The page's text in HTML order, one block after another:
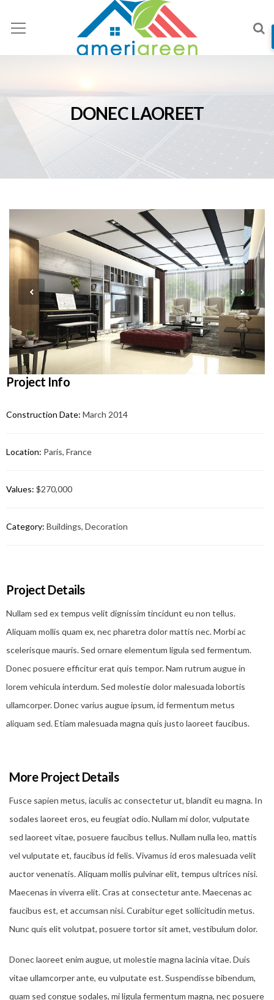
DONEC LAOREET
Project Info
Construction Date: March 2014
Location: Paris, France
Values: $270,000
Category: Buildings, Decoration
Project Details
Nullam sed ex tempus velit dignissim tincidunt eu non tellus.
Aliquam mollis quam ex, nec pharetra dolor mattis nec. Morbi ac
scelerisque mauris. Sed ornare elementum ligula sed fermentum.
Donec posuere efficitur erat quis tempor. Nam rutrum augue in
lorem vehicula interdum. Sed molestie dolor malesuada lobortis
ullamcorper. Donec varius augue ipsum, id fermentum metus
aliquam sed. Etiam malesuada magna quis justo laoreet faucibus.
More Project Details
Fusce sapien metus, iaculis ac consectetur ut, blandit eu magna. In
sodales laoreet eros, eu feugiat odio. Nullam mi dolor, vulputate
sed laoreet vitae, posuere faucibus tellus. Nullam nulla leo, mattis
vel vulputate et, faucibus id felis. Vivamus id eros malesuada velit
auctor venenatis. Aliquam mollis pulvinar elit, tempus ultrices nisi.
Maecenas in viverra elit. Cras at consectetur ante. Maecenas ac
faucibus est, et accumsan nisi. Curabitur eget sollicitudin metus.
Nunc quis elit volutpat, posuere tortor sit amet, vestibulum dolor.
Donec laoreet enim augue, ut molestie magna lacinia vitae. Duis
vitae ullamcorper ante, eu vulputate est. Suspendisse bibendum,
quam sed congue sodales, mi ligula fermentum magna, nec posuere